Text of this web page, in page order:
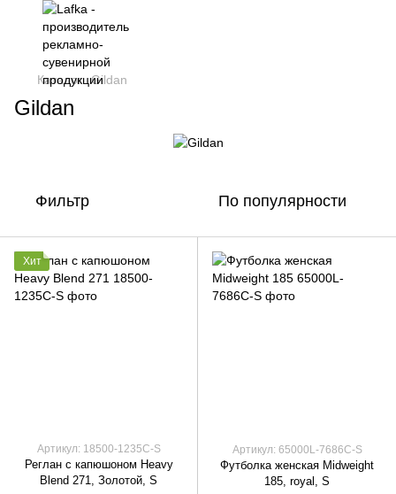
Каталог Gildan
Gildan
Фильтр По популярности
Хит
Артикул: 18500-1235C-S
Реглан c капюшоном Heavy
Blend 271, Золотой, S
Артикул: 65000L-7686C-S
Футболка женская Midweight
185, royal, S